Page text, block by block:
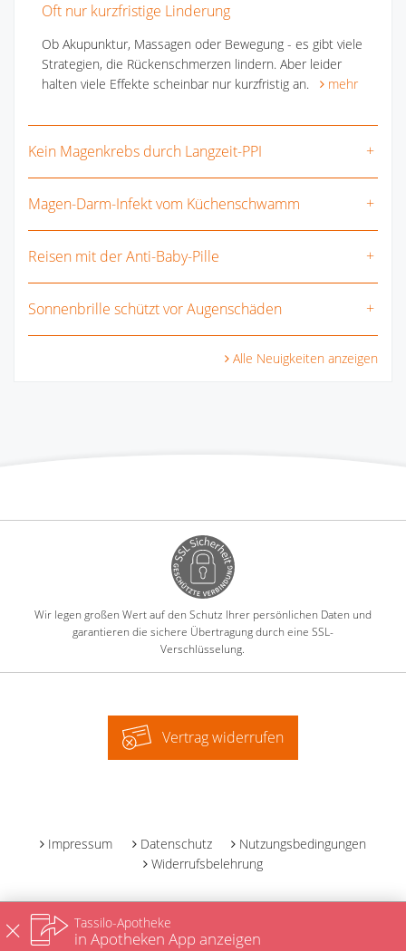
Oft nur kurzfristige Linderung
Ob Akupunktur, Massagen oder Bewegung - es gibt viele
Strategien, die Rückenschmerzen lindern. Aber leider
halten viele Effekte scheinbar nur kurzfristig an.
mehr
Kein Magenkrebs durch Langzeit-PPI
Magen-Darm-Infekt vom Küchenschwamm
Reisen mit der Anti-Baby-Pille
Sonnenbrille schützt vor Augenschäden
Alle Neuigkeiten anzeigen
Wir legen großen Wert auf den Schutz Ihrer persönlichen Daten und
garantieren die sichere Übertragung durch eine SSL-
Verschlüsselung.
Vertrag widerrufen
Impressum Datenschutz
Nutzungsbedingungen
Widerrufsbelehrung
Tassilo-Apotheke
in Apotheken App anzeigen